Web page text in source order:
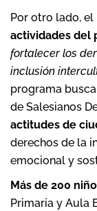
Por otro lado,
actividades del
fortalecer los
inclusión
programa
de Salesianos
actitudes de
derechos de la
emocional y
Más de 200
Primaria y Aula